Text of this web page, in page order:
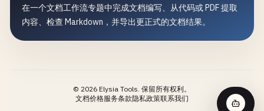
在一个文档工作流专题中完成文档编写、从代码或 PDF 提取
内容、检查 Markdown，并导出更正式的文档结果。
© 2026 Elysia Tools. 保留所有权利。
文档价格服务条款隐私政策联系我们